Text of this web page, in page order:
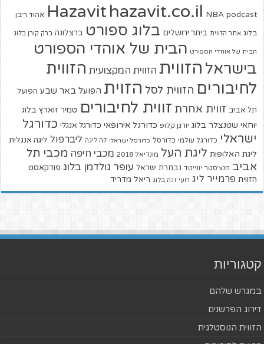
Hazavit hazavit.co.il NBA podcast אהוד ריבן
בלוג אתר הזווית ביתר ירושלים בלוג ספורט ברצלונה ברק קורן בלוג
הבית של אוהדי הספורט הבית של אוהדי הספורט
בישראל הזווית הזווית המקצועית הזווית
לחיבורים הזווית לסל הזוית הפועל באר שבע הפועל
תל אביב זווית אחרת זווית לחיבורים טמיר זוארץ בלוג
יוחאי שטנצלר בלוג יורגן קלופ כדורגל אירופאי כדורגל אנגלי כדורגל
ישראלי כדורגל עולמי כדורסל כדורסל ישראלי לה ליגה ליברפול ליגה אנגלית
ליגת האלופות ליגת העל מונדיאל 2018 מכבי חיפה מכבי תל
אביב מנצ'סטר יונייטד נבחרת ישראל עופר גולדמן בלוג פודקאסט
הזווית פרמייר ליג רועי זגה בלוג ריאל מדריד
קטגוריות
במגרש שלהם
דירוג הפרשנים
הזווית הנוסטלגית